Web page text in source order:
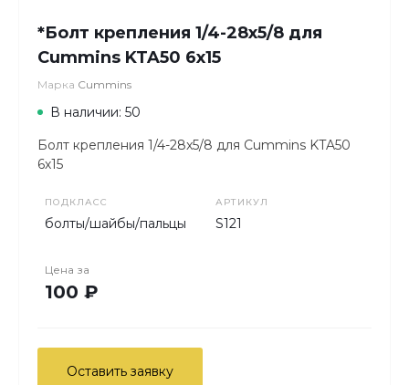
*Болт крепления 1/4-28x5/8 для
Cummins KTA50 6х15
Марка Cummins
В наличии: 50
Болт крепления 1/4-28x5/8 для Cummins KTA50
6х15
ПОДКЛАСС
болты/шайбы/пальцы
АРТИКУЛ
S121
Цена за
100 ₽
Оставить заявку